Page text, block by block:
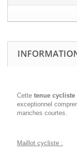
Cette tenue cycliste
exceptionnel
manches courtes.
Maillot cycliste :